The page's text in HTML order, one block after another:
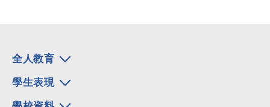
全人教育
學生表現